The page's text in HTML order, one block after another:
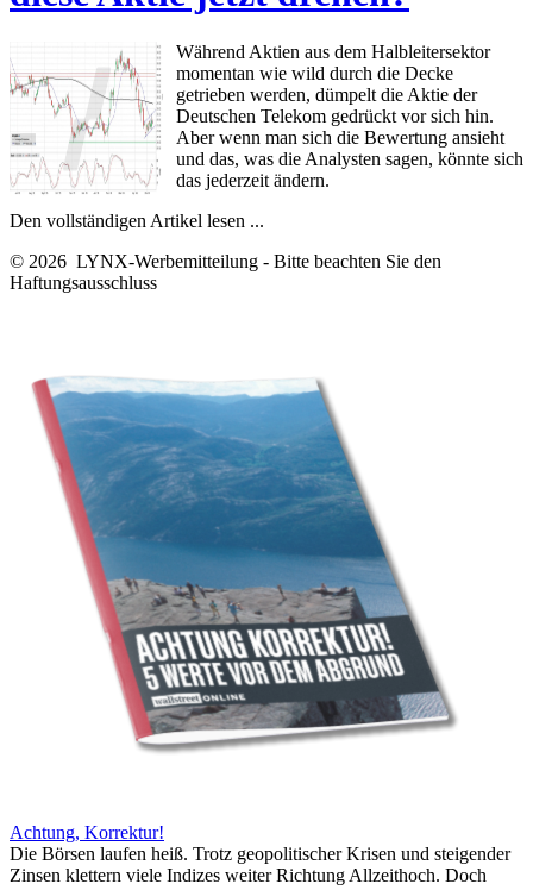
Während Aktien aus dem Halbleitersektor
momentan wie wild durch die Decke
getrieben werden, dümpelt die Aktie der
Deutschen Telekom gedrückt vor sich hin.
Aber wenn man sich die Bewertung ansieht
und das, was die Analysten sagen, könnte sich
das jederzeit ändern.
Den vollständigen Artikel lesen ...
© 2026 LYNX-Werbemitteilung - Bitte beachten Sie den
Haftungsausschluss
Achtung, Korrektur!
Die Börsen laufen heiß. Trotz geopolitischer Krisen und steigender
Zinsen klettern viele Indizes weiter Richtung Allzeithoch. Doch